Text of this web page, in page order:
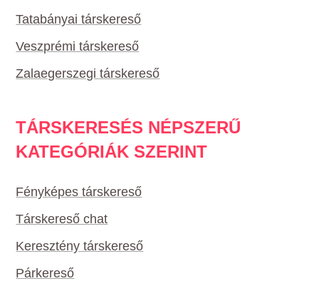
Tatabányai társkereső
Veszprémi társkereső
Zalaegerszegi társkereső
TÁRSKERESÉS NÉPSZERŰ
KATEGÓRIÁK SZERINT
Fényképes társkereső
Társkereső chat
Keresztény társkereső
Párkereső